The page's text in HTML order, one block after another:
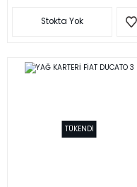
Stokta Yok
TÜKENDİ